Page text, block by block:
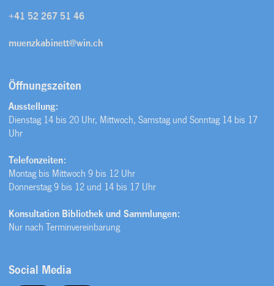
+41 52 267 51 46
muenzkabinett@win.ch
Öffnungszeiten
Ausstellung:
Dienstag 14 bis 20 Uhr, Mittwoch, Samstag und Sonntag 14 bis 17
Uhr
Telefonzeiten:
Montag bis Mittwoch 9 bis 12 Uhr
Donnerstag 9 bis 12 und 14 bis 17 Uhr
Konsultation Bibliothek und Sammlungen:
Nur nach Terminvereinbarung
Social Media